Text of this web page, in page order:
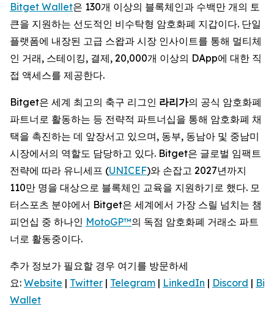
Bitget Wallet은 130개 이상의 블록체인과 수백만 개의 토
큰을 지원하는 선도적인 비수탁형 암호화폐 지갑이다. 단일
플랫폼에 내장된 고급 스왑과 시장 인사이트를 통해 멀티체
인 거래, 스테이킹, 결제, 20,000개 이상의 DApp에 대한 직
접 액세스를 제공한다.
Bitget은 세계 최고의 축구 리그인 라리가의 공식 암호화폐
파트너로 활동하는 등 전략적 파트너십을 통해 암호화폐 채
택을 촉진하는 데 앞장서고 있으며, 동부, 동남아 및 중남미
시장에서의 역할도 담당하고 있다. Bitget은 글로벌 임팩트
전략에 따라 유니세프 (UNICEF)와 손잡고 2027년까지
110만 명을 대상으로 블록체인 교육을 지원하기로 했다. 모
터스포츠 분야에서 Bitget은 세계에서 가장 스릴 넘치는 챔
피언십 중 하나인 MotoGP™의 독점 암호화폐 거래소 파트
너로 활동중이다.
추가 정보가 필요할 경우 여기를 방문하세
요: Website | Twitter | Telegram | LinkedIn | Discord |
Wallet